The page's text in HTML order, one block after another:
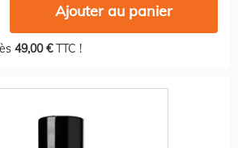
Ajouter au panier
49,00 €TTC !